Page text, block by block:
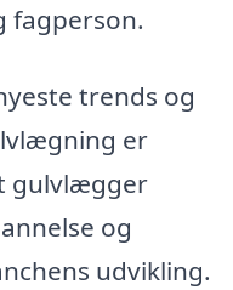
fagperson.
trends og
er
gulvlægger
og
udvikling.